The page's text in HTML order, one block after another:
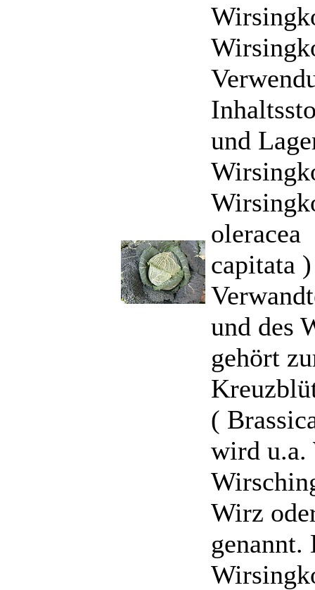
und
capitata
und des
gehört
(
wird u.a.
Wirz
genannt.